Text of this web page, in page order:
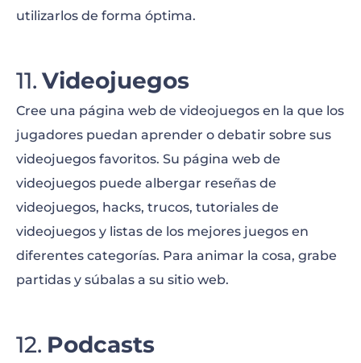
utilizarlos de forma óptima.
Videojuegos
Cree una página web de videojuegos en la que los
jugadores puedan aprender o debatir sobre sus
videojuegos favoritos. Su página web de
videojuegos puede albergar reseñas de
videojuegos, hacks, trucos, tutoriales de
videojuegos y listas de los mejores juegos en
diferentes categorías. Para animar la cosa, grabe
partidas y súbalas a su sitio web.
Podcasts